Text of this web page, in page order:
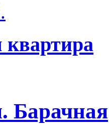
квартира
Барачная